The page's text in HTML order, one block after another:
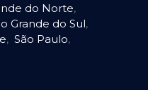
do Norte,
Grande do Sul,
, São Paulo,